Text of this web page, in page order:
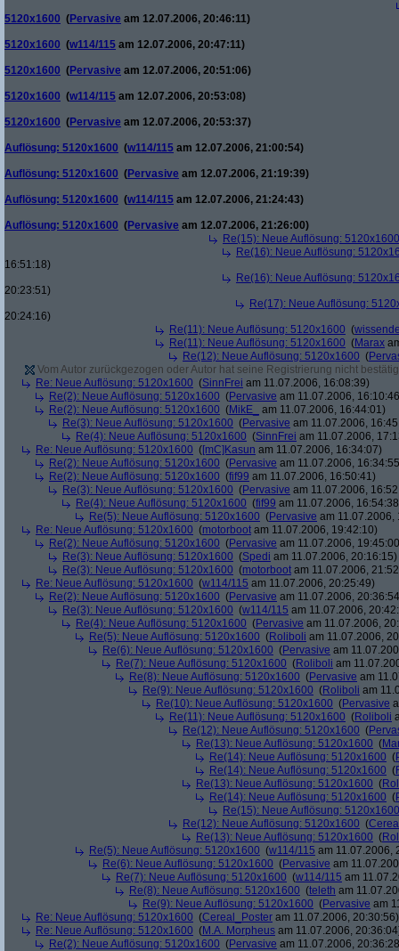
5120x1600 (Pervasive am 12.07.2006, 20:46:11)
5120x1600 (w114/115 am 12.07.2006, 20:47:11)
5120x1600 (Pervasive am 12.07.2006, 20:51:06)
5120x1600 (w114/115 am 12.07.2006, 20:53:08)
5120x1600 (Pervasive am 12.07.2006, 20:53:37)
Auflösung: 5120x1600 (w114/115 am 12.07.2006, 21:00:54)
Auflösung: 5120x1600 (Pervasive am 12.07.2006, 21:19:39)
Auflösung: 5120x1600 (w114/115 am 12.07.2006, 21:24:43)
Auflösung: 5120x1600 (Pervasive am 12.07.2006, 21:26:00)
Re(15): Neue Auflösung: 5120x1600
Re(16): Neue Auflösung:
16:51:18)
Re(16): Neue Auflösung:
20:23:51)
Re(17): Neue Auflösung:
20:24:16)
Re(11): Neue Auflösung: 5120x1600 (
Re(11): Neue Auflösung: 5120x1600 (Marax
Re(12): Neue Auflösung: 5120x1600 (
Vom Autor zurückgezogen oder Autor hat seine Registrierung nicht
Re: Neue Auflösung: 5120x1600 (SinnFrei am 11.07.2006, 16:08:39)
Re(2): Neue Auflösung: 5120x1600 (Pervasive am 11.07.2006,
Re(2): Neue Auflösung: 5120x1600 (MikE_
am 11.07.2006, 16:44:01)
Re(3): Neue Auflösung: 5120x1600 (Pervasive am 11.07.2006,
Re(4): Neue Auflösung: 5120x1600 (SinnFrei am 11.07.2006,
Re: Neue Auflösung: 5120x1600 ([mC]Kasun am 11.07.2006, 16:34:07)
Re(2): Neue Auflösung: 5120x1600 (Pervasive am 11.07.2006,
Re(2): Neue Auflösung: 5120x1600 (fif99 am 11.07.2006, 16:50:41)
Re(3): Neue Auflösung: 5120x1600 (Pervasive am 11.07.2006,
Re(4): Neue Auflösung: 5120x1600 (fif99 am 11.07.2006,
Re(5): Neue Auflösung: 5120x1600 (Pervasive am 11.07.2006,
Re: Neue Auflösung: 5120x1600 (motorboot am 11.07.2006, 19:42:10)
Re(2): Neue Auflösung: 5120x1600 (Pervasive am 11.07.2006,
Re(3): Neue Auflösung: 5120x1600 (Spedi am 11.07.2006, 20:16:15)
Re(3): Neue Auflösung: 5120x1600 (motorboot am 11.07.2006,
Re: Neue Auflösung: 5120x1600 (w114/115 am 11.07.2006, 20:25:49)
Re(2): Neue Auflösung: 5120x1600 (Pervasive am 11.07.2006,
Re(3): Neue Auflösung: 5120x1600 (w114/115 am 11.07.2006,
Re(4): Neue Auflösung: 5120x1600 (Pervasive am 11.07.2006,
Re(5): Neue Auflösung: 5120x1600 (Roliboli am 11.07.2006,
Re(6): Neue Auflösung: 5120x1600 (Pervasive am
Re(7): Neue Auflösung: 5120x1600 (Roliboli am
Re(8): Neue Auflösung: 5120x1600 (Pervasive am
Re(9): Neue Auflösung: 5120x1600 (Roliboli am
Re(10): Neue Auflösung: 5120x1600 (Pervasive
Re(11): Neue Auflösung: 5120x1600 (Roliboli
Re(12): Neue Auflösung: 5120x1600 (
Re(13): Neue Auflösung: 5120x1600 (
Re(14): Neue Auflösung: 5120x1600 (
Re(14): Neue Auflösung: 5120x1600 (
Re(13): Neue Auflösung: 5120x1600 (
Re(14): Neue Auflösung: 5120x1600 (
Re(15): Neue Auflösung: 5120x1600
Re(12): Neue Auflösung: 5120x1600 (
Re(13): Neue Auflösung: 5120x1600 (
Re(5): Neue Auflösung: 5120x1600 (w114/115 am 11.07.2006,
Re(6): Neue Auflösung: 5120x1600 (Pervasive am
Re(7): Neue Auflösung: 5120x1600 (w114/115 am
Re(8): Neue Auflösung: 5120x1600 (teleth am
Re(9): Neue Auflösung: 5120x1600 (Pervasive am
Re: Neue Auflösung: 5120x1600 (Cereal_Poster am 11.07.2006, 20:30:56)
Re: Neue Auflösung: 5120x1600 (M.A. Morpheus am 11.07.2006,
Re(2): Neue Auflösung: 5120x1600 (Pervasive am 11.07.2006,